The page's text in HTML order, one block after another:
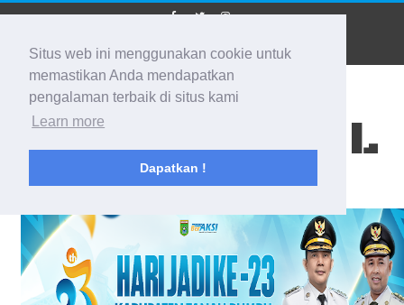
Situs web ini menggunakan cookie untuk
memastikan Anda mendapatkan
pengalaman terbaik di situs kami
Learn more
Dapatkan !
BIDIK KALSEL
Membidik Ke Segala Arah